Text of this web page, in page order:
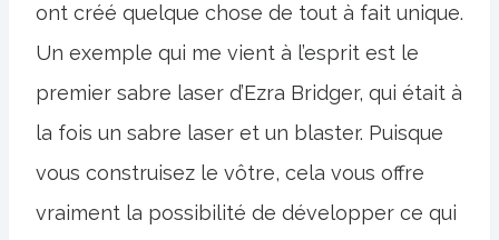
ont créé quelque chose de tout à fait unique.
Un exemple qui me vient à l’esprit est le
premier sabre laser d’Ezra Bridger, qui était à
la fois un sabre laser et un blaster. Puisque
vous construisez le vôtre, cela vous offre
vraiment la possibilité de développer ce qui